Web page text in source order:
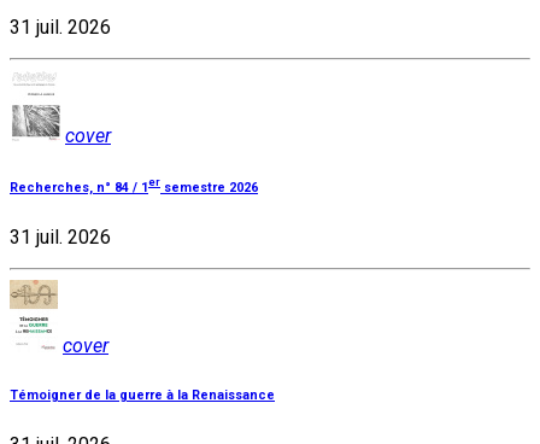
31 juil. 2026
cover
Recherches, n° 84 / 1 er semestre 2026
31 juil. 2026
cover
Témoigner de la guerre à la Renaissance